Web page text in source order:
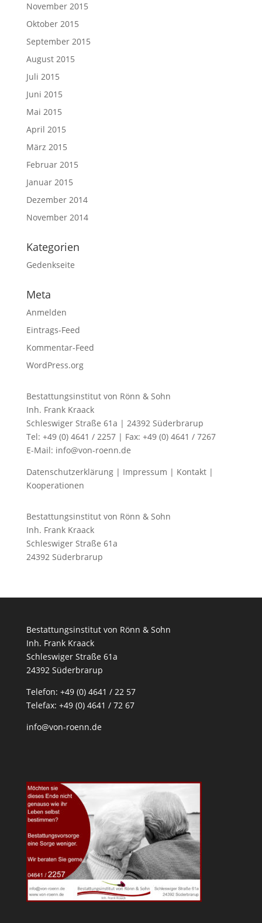
November 2015
Oktober 2015
September 2015
August 2015
Juli 2015
Juni 2015
Mai 2015
April 2015
März 2015
Februar 2015
Januar 2015
Dezember 2014
November 2014
Kategorien
Gedenkseite
Meta
Anmelden
Eintrags-Feed
Kommentar-Feed
WordPress.org
Bestattungsinstitut von Rönn & Sohn
Inh. Frank Kraack
Schleswiger Straße 61a | 24392 Süderbrarup
Tel: +49 (0) 4641 / 2257 | Fax: +49 (0) 4641 / 7267
E-Mail: info@von-roenn.de
Datenschutzerklärung| Impressum | Kontakt|
Kooperationen
Bestattungsinstitut von Rönn & Sohn
Inh. Frank Kraack
Schleswiger Straße 61a
24392 Süderbrarup
Bestattungsinstitut von Rönn & Sohn
Inh. Frank Kraack
Schleswiger Straße 61a
24392 Süderbrarup
Telefon: +49 (0) 4641 / 22 57
Telefax: +49 (0) 4641 / 72 67
info@von-roenn.de